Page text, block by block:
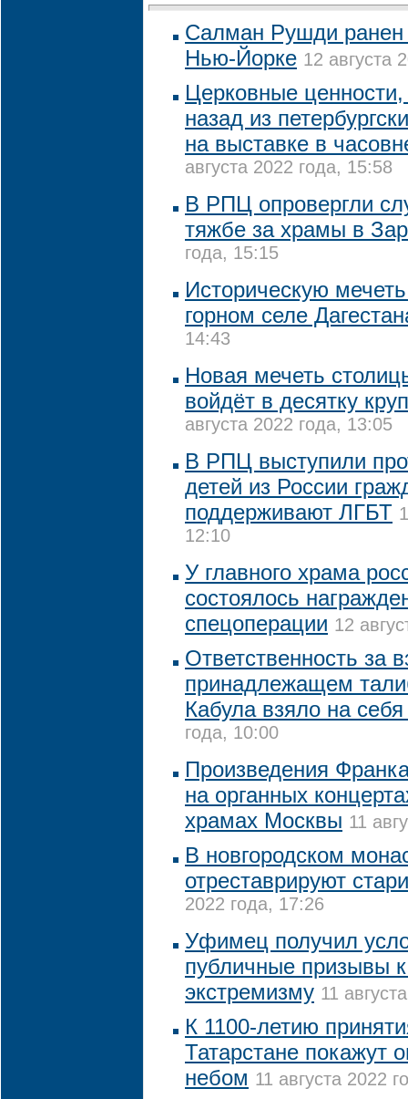
Салман Рушди ранен
Нью-Йорке 12 августа
Церковные
назад из
на выставке в
августа 2022 года, 15:58
В РПЦ опровергли
тяжбе за храмы в
года, 15:15
Историческую
горном селе
14:43
Новая мечеть
войдёт в десятку
августа 2022 года, 13:05
В РПЦ выступили
детей из России
поддерживают ЛГБТ
12:10
У главного храма
состоялось
спецоперации 12
Ответственность за
принадлежащем
Кабула взяло на
года, 10:00
Произведения
на органных
храмах Москвы 11
В новгородском
отреставрируют
2022 года, 17:26
Уфимец получил
публичные призывы
экстремизму 11
К 1100-летию
Татарстане покажут
небом 11 августа 2022